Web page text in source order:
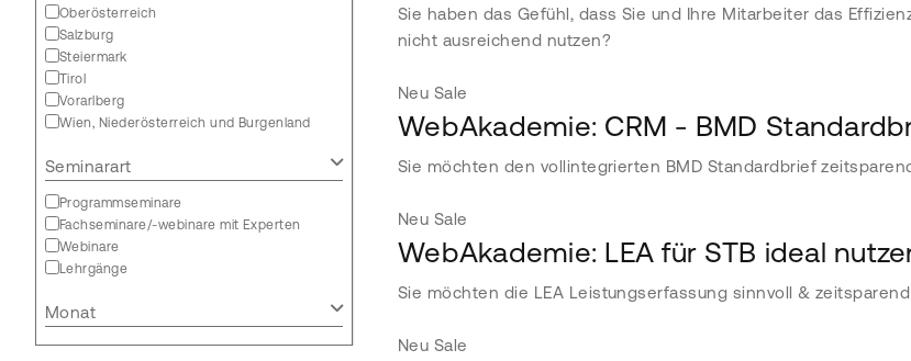
Oberösterreich
Salzburg
Steiermark
Tirol
Vorarlberg
Wien, Niederösterreich und Burgenland
Seminarart
Programmseminare
Fachseminare/-webinare mit Experten
Webinare
Lehrgänge
Monat
Sie haben das Gefühl, dass Sie und Ihre Mitarbeiter das
nicht ausreichend nutzen?
Neu Sale
WebAkademie: CRM - BMD
Sie möchten den vollintegrierten BMD Standardbrief
Neu Sale
WebAkademie: LEA für STB ideal
Sie möchten die LEA Leistungserfassung sinnvoll &
Neu Sale